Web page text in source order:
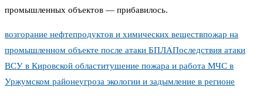
промышленных объектов — прибавилось.
возгорание нефтепродуктов и химических веществпожар на
промышленном объекте после атаки БПЛАПоследствия атаки
ВСУ в Кировской областитушение пожара и работа МЧС в
Уржумском районеугроза экологии и задымление в регионе